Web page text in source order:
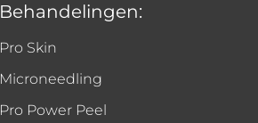
Behandelingen:
Pro Skin
Microneedling
Pro Power Peel